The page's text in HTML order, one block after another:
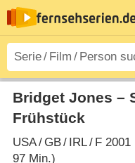
Bridget Jones –
Frühstück
USA/ GB/ IRL/ F2001
97 Min.)